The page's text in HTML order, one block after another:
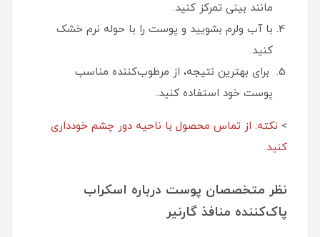
مانند بینی تمرکز کنید.
با آب ولرم بشویید و پوست را با حوله نرم خشک
کنید.
برای بهترین نتیجه، از مرطوب‌کننده مناسب
پوست خود استفاده کنید.
> نکته: از تماس محصول با ناحیه دور چشم خودداری
کنید.
نظر متخصصان پوست درباره اسکراب
پاک‌کننده منافذ گارنیر